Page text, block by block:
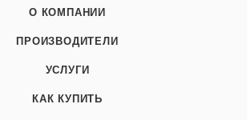
О КОМПАНИИ
ПРОИЗВОДИТЕЛИ
УСЛУГИ
КАК КУПИТЬ